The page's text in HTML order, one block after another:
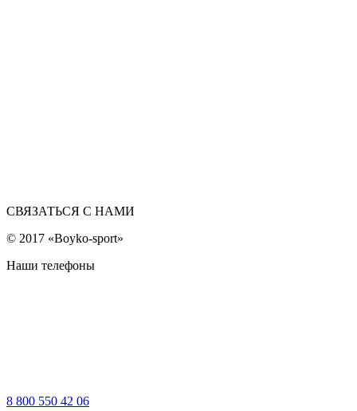
СВЯЗАТЬСЯ С НАМИ
© 2017 «Boyko-sport»
Наши телефоны
8 800 550 42 06